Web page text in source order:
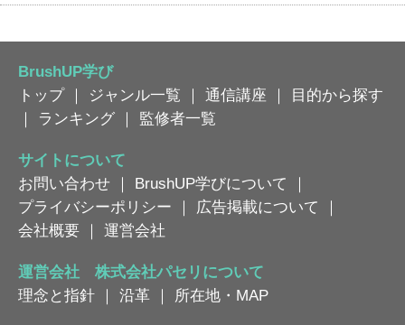
BrushUP学び
トップ｜ ジャンル一覧 ｜ 通信講座 ｜
目的から探す
｜
ランキング ｜ 監修者一覧
サイトについて
お問い合わせ ｜ BrushUP学びについて
｜
プライバシーポリシー ｜ 広告掲載について
｜
会社概要 ｜ 運営会社
運営会社 株式会社パセリについて
理念と指針 ｜ 沿革 ｜ 所在地・MAP